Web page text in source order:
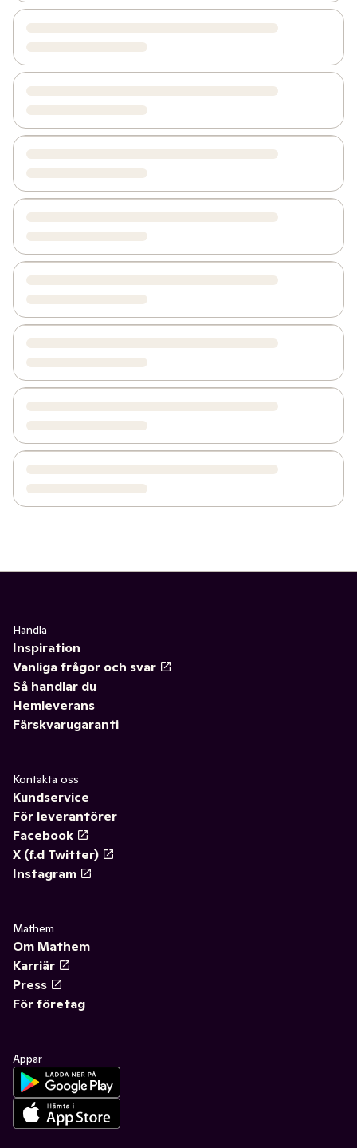
Handla
Inspiration
Vanliga frågor och svar
Så handlar du
Hemleverans
Färskvarugaranti
Kontakta oss
Kundservice
För leverantörer
Facebook
X (f.d Twitter)
Instagram
Mathem
Om Mathem
Karriär
Press
För företag
Appar